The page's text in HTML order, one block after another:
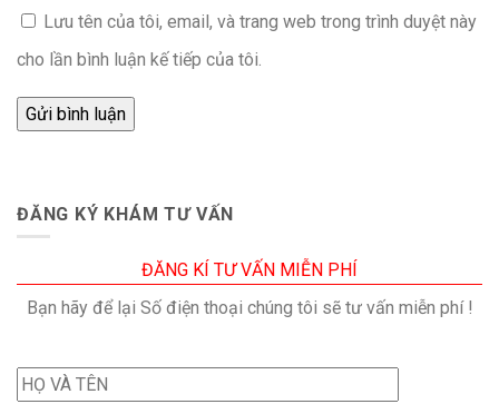
Lưu tên của tôi, email, và trang web trong trình duyệt này
cho lần bình luận kế tiếp của tôi.
ĐĂNG KÝ KHÁM TƯ VẤN
ĐĂNG KÍ TƯ VẤN MIỄN PHÍ
Bạn hãy để lại Số điện thoại chúng tôi sẽ tư vấn miễn phí !